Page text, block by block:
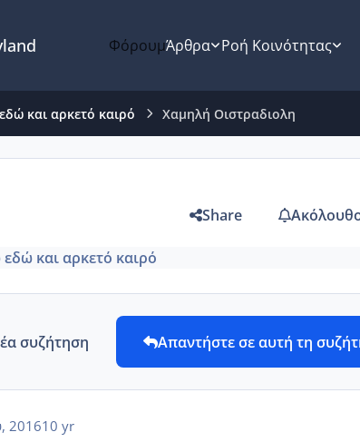
ΦόρουμΆρθρα Ροή Κοινότητας
και αρκετό καιρό Χαμηλή Οιστραδιολη
Share
και αρκετό καιρό
συζήτηση Απαντήστε σε αυτή τη
201610 yr